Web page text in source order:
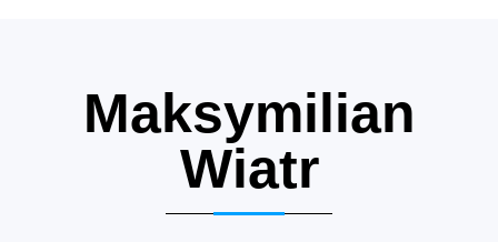
Maksymilian
Wiatr